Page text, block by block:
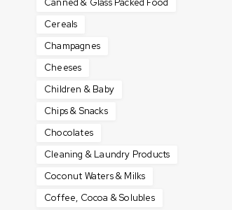
Cereals
Champagnes
Cheeses
Children & Baby
Chips & Snacks
Chocolates
Cleaning & Laundry Products
Coconut Waters & Milks
Coffee, Cocoa & Solubles